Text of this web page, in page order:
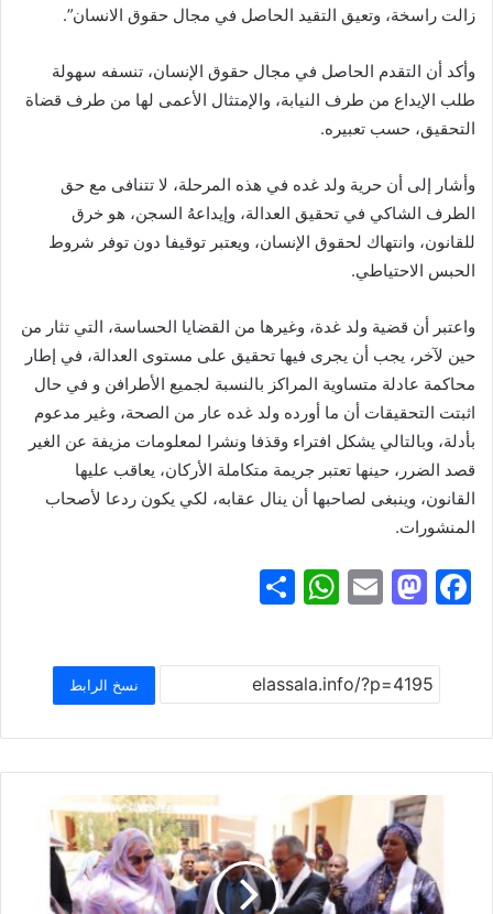
زالت راسخة، وتعيق التقيد الحاصل في مجال حقوق الانسان”.
وأكد أن التقدم الحاصل في مجال حقوق الإنسان، تنسفه سهولة
طلب الإيداع من طرف النيابة، والإمتثال الأعمى لها من طرف قضاة
التحقيق، حسب تعبيره.
وأشار إلى أن حرية ولد غده في هذه المرحلة، لا تتنافى مع حق
الطرف الشاكي في تحقيق العدالة، وإيداعهُ السجن، هو خرق
للقانون، وانتهاك لحقوق الإنسان، ويعتبر توقيفا دون توفر شروط
الحبس الاحتياطي.
واعتبر أن قضية ولد غدة، وغيرها من القضايا الحساسة، التي تثار من
حين لآخر، يجب أن يجرى فيها تحقيق على مستوى العدالة، في إطار
محاكمة عادلة متساوية المراكز بالنسبة لجميع الأطرافن و في حال
اثبتت التحقيقات أن ما أورده ولد غده عار من الصحة، وغير مدعوم
بأدلة، وبالتالي يشكل افتراء وقذفا ونشرا لمعلومات مزيفة عن الغير
قصد الضرر، حينها تعتبر جريمة متكاملة الأركان، يعاقب عليها
القانون، وينبغى لصاحبها أن ينال عقابه، لكي يكون ردعا لأصحاب
المنشورات.
F
c
e
b
o
o
k
M
st
o
d
o
n
E
ai
l
W
at
s
A
p
p
ar
e
نسخ الرابط